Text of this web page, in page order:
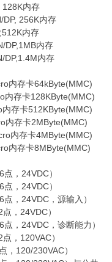
128K内存
DP, 256K内存
内存
DP,1MB内存
DP,1.4M内存
内存卡64kByte(MMC)
内存卡128KByte(MMC)
内存卡512KByte(MMC)
内存卡2MByte(MMC)
内存卡4MByte(MMC)
内存卡8MByte(MMC)
，24VDC）
，24VDC）
，24VDC，源输入）
，24VDC）
，24VDC，诊断能力）
，120VAC）
，120/230VAC）